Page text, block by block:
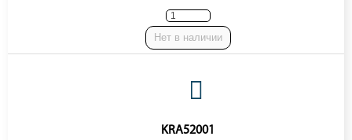
Нет в наличии
KRA52001